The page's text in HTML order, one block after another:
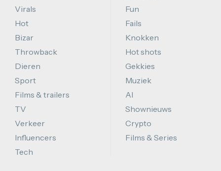
Virals
Hot
Bizar
Throwback
Dieren
Sport
Films & trailers
TV
Verkeer
Influencers
Tech
Fun
Fails
Knokken
Hot shots
Gekkies
Muziek
AI
Shownieuws
Crypto
Films & Series